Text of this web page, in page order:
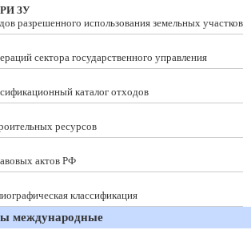
ЗУ
разрешенного использования земельных участков
сектора государственного управления
каталог отходов
ресурсов
актов РФ
классификация
международные